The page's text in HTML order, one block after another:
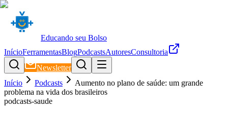
Educando seu Bolso
InícioFerramentasBlogPodcastsAutoresConsultoria
Newsletter
Início
Podcasts
Aumento no plano de saúde: um grande
problema na vida dos brasileiros
podcasts-saude